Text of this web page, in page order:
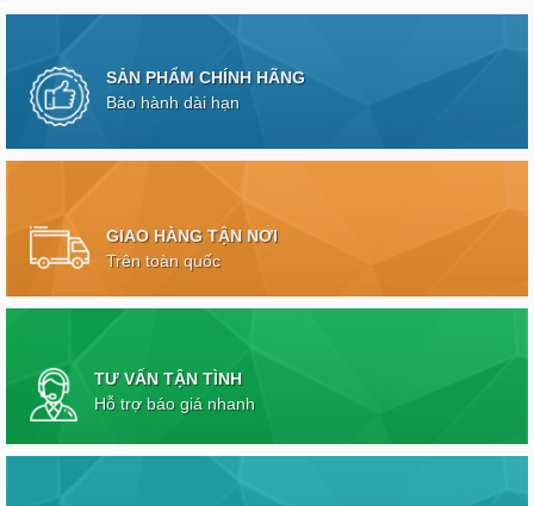
SẢN PHẨM CHÍNH HÃNG
Bảo hành dài hạn
GIAO HÀNG TẬN NƠI
Trên toàn quốc
TƯ VẤN TẬN TÌNH
Hỗ trợ báo giá nhanh